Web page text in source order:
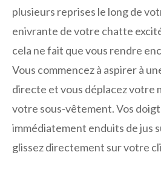
plusieurs reprises le long de
enivrante de votre chatte
cela ne fait que vous rendre
Vous commencez à aspirer à
directe et vous déplacez votre
votre sous-vêtement. Vos
immédiatement enduits de jus
glissez directement sur votre